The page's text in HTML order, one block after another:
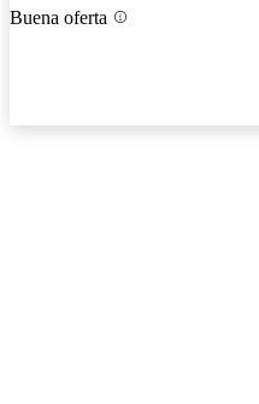
Buena oferta